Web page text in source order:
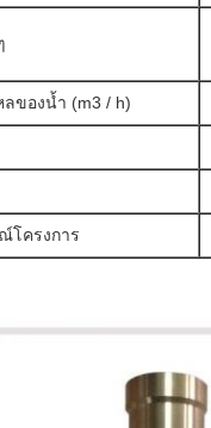
ลของน้ำ (m3 / h)
โครงการ